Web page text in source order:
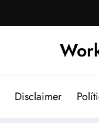
Disclaimer